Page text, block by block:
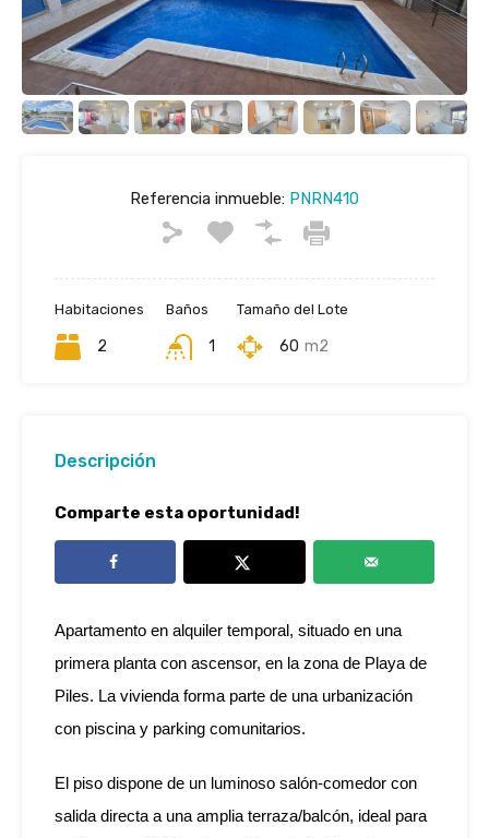
Referencia inmueble: PNRN410
Habitaciones
2
Baños
1
Tamaño del Lote
60 m2
Descripción
Comparte esta oportunidad!
Apartamento en alquiler temporal, situado en una
primera planta con ascensor, en la zona de Playa de
Piles. La vivienda forma parte de una urbanización
con piscina y parking comunitarios.
El piso dispone de un luminoso salón-comedor con
salida directa a una amplia terraza/balcón, ideal para